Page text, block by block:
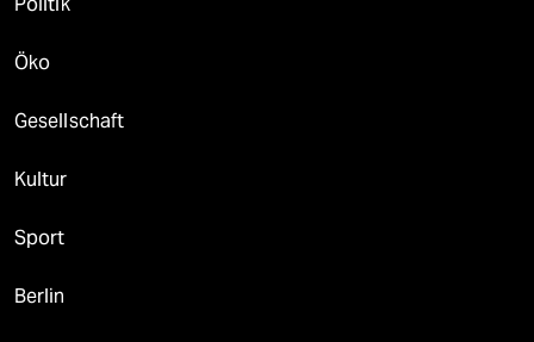
Öko
Gesellschaft
Kultur
Sport
Berlin